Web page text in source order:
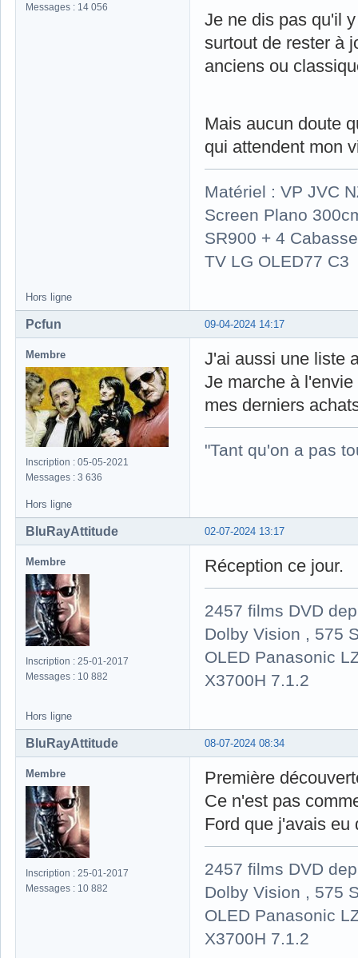
Messages : 14 056
Je ne dis pas qu'il
surtout de rester à
anciens ou
Mais aucun doute
qui attendent mon
Matériel : VP JVC
Screen Plano
SR900 + 4
TV LG OLED77 C3
Hors ligne
09-04-2024 14:17
Pcfun
Membre
Inscription : 05-05-2021
Messages : 3 636
J'ai aussi une liste
Je marche à
mes derniers
"Tant qu'on a pas
Hors ligne
02-07-2024 13:17
BluRayAttitude
Membre
Inscription : 25-01-2017
Messages : 10 882
Réception ce jour.
2457 films DVD
Dolby Vision , 575
OLED Panasonic
X3700H 7.1.2
Hors ligne
08-07-2024 08:34
BluRayAttitude
Membre
Inscription : 25-01-2017
Messages : 10 882
Première
Ce n'est pas
Ford que j'avais eu
2457 films DVD
Dolby Vision , 575
OLED Panasonic
X3700H 7.1.2